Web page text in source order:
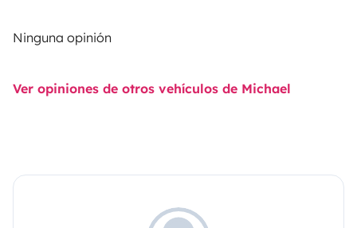
Ninguna opinión
Ver opiniones de otros vehículos de Michael